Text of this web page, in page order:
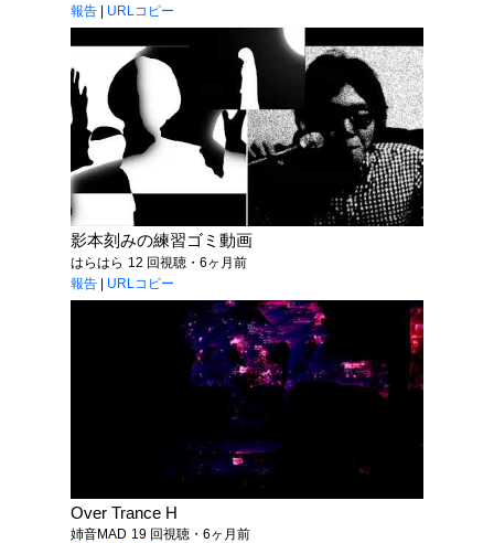
報告
URLコピー
影本刻みの練習ゴミ動画
はらはら 12 回視聴・6ヶ月前
報告
URLコピー
Over Trance H
姉音MAD 19 回視聴・6ヶ月前